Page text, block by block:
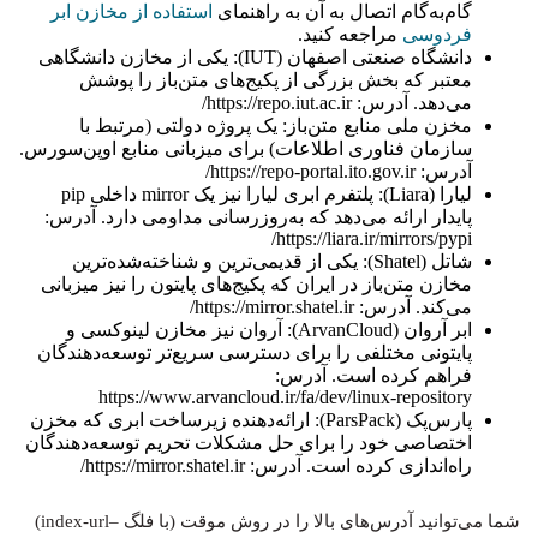
گام‌به‌گام اتصال به آن به راهنمای استفاده از مخازن ابر
فردوسی مراجعه کنید.
دانشگاه صنعتی اصفهان (IUT): یکی از مخازن دانشگاهی
معتبر که بخش بزرگی از پکیج‌های متن‌باز را پوشش
می‌دهد. آدرس: https://repo.iut.ac.ir/
مخزن ملی منابع متن‌باز: یک پروژه دولتی (مرتبط با
سازمان فناوری اطلاعات) برای میزبانی منابع اوپن‌سورس.
آدرس: https://repo-portal.ito.gov.ir/
لیارا (Liara): پلتفرم ابری لیارا نیز یک mirror داخلی pip
پایدار ارائه می‌دهد که به‌روزرسانی مداومی دارد. آدرس:
https://liara.ir/mirrors/pypi/
شاتل (Shatel): یکی از قدیمی‌ترین و شناخته‌شده‌ترین
مخازن متن‌باز در ایران که پکیج‌های پایتون را نیز میزبانی
می‌کند. آدرس: https://mirror.shatel.ir/
ابر آروان (ArvanCloud): آروان نیز مخازن لینوکسی و
پایتونی مختلفی را برای دسترسی سریع‌تر توسعه‌دهندگان
فراهم کرده است. آدرس:
https://www.arvancloud.ir/fa/dev/linux-repository
پارس‌پک (ParsPack): ارائه‌دهنده زیرساخت ابری که مخزن
اختصاصی خود را برای حل مشکلات تحریم توسعه‌دهندگان
راه‌اندازی کرده است. آدرس: https://mirror.shatel.ir/
شما می‌توانید آدرس‌های بالا را در روش موقت (با فلگ –index-url)